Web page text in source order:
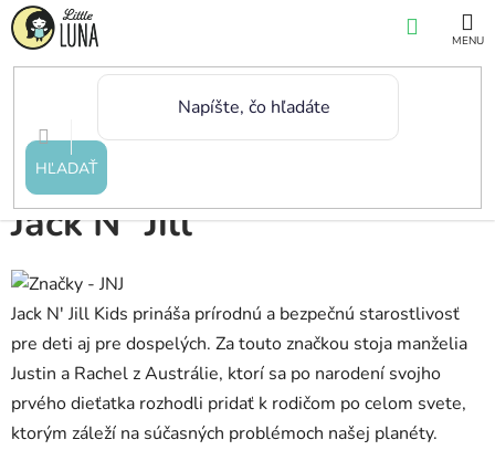
Prejsť
na
HĽADAŤ
KOŠÍK
Domov Značky
Jack N´ Jill
Jack N' Jill Kids prináša prírodnú a bezpečnú starostlivosť
pre deti aj pre dospelých. Za touto značkou stoja manželia
Justin a Rachel z Austrálie, ktorí sa po narodení svojho
prvého dieťatka rozhodli pridať k rodičom po celom svete,
ktorým záleží na súčasných problémoch našej planéty.